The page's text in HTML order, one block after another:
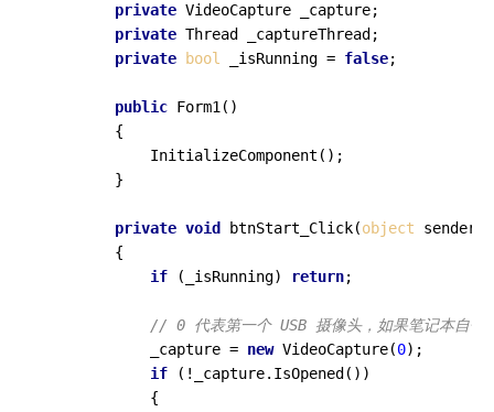
private VideoCapture _capture;
private Thread _captureThread;
private
bool _isRunning = false;
public Form1 ()
        {
            InitializeComponent();
        }
private void btnStart_Click(object sender,
        {
if (_isRunning) return;
// 0 代表第一个 USB 摄像头，如果笔记本自带
            _capture =
new VideoCapture(0);
if (!_capture.IsOpened())
            {